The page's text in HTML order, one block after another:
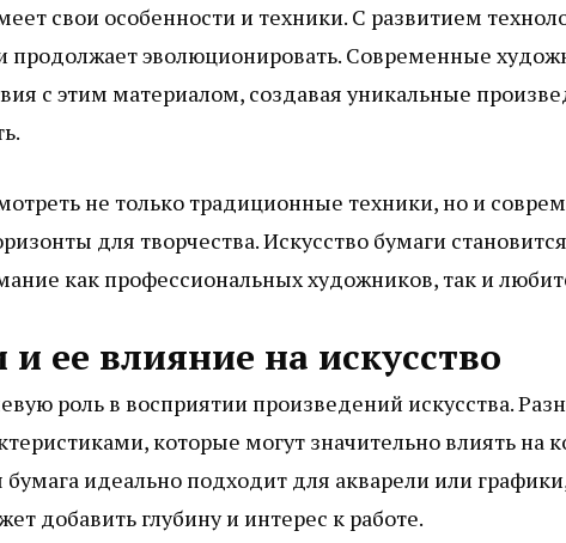
свои особенности и техники. С развитием
продолжает эволюционировать. Современные
с этим материалом, создавая уникальные
не только традиционные техники, но и
для творчества. Искусство бумаги
как профессиональных художников, так и
и ее влияние на искусство
роль в восприятии произведений искусства.
которые могут значительно влиять на
бумага идеально подходит для акварели или
добавить глубину и интерес к работе.